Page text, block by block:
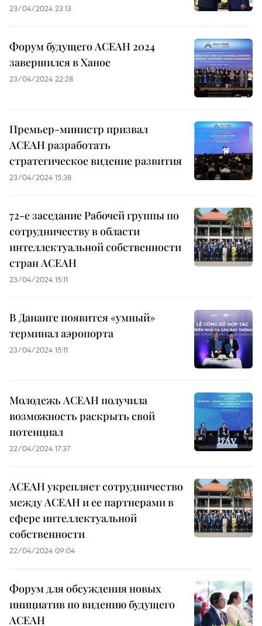
23/04/2024 23:13
Форум будущего АСЕАН 2024
завершился в Ханое
23/04/2024 22:28
Премьер-министр призвал
АСЕАН разработать
стратегическое видение развития
23/04/2024 15:38
72-е заседание Рабочей группы по
сотрудничеству в области
интеллектуальной собственности
стран АСЕАН
23/04/2024 15:11
В Дананге появится «умный»
терминал аэропорта
23/04/2024 15:11
Молодежь АСЕАН получила
возможность раскрыть свой
потенциал
22/04/2024 17:37
АСЕАН укрепляет сотрудничество
между АСЕАН и ее партнерами в
сфере интеллектуальной
собственности
22/04/2024 09:04
Форум для обсуждения новых
инициатив по видению будущего
АСЕАН